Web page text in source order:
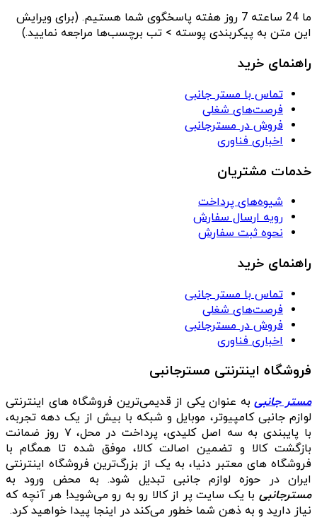
ما 24 ساعته 7 روز هفته پاسخگوی شما هستیم. (برای ویرایش
این متن به پیکربندی پوسته > تب برچسب‌ها مراجعه نمایید.)
راهنمای خرید
تماس با مستر جانبی
فرصت‌های شغلی
فروش در مسترجانبی
اخباری فناوری
خدمات مشتریان
شیوه‌های پرداخت
رویه ارسال سفارش
نحوه ثبت سفارش
راهنمای خرید
تماس با مستر جانبی
فرصت‌های شغلی
فروش در مسترجانبی
اخباری فناوری
فروشگاه اینترنتی مسترجانبی
مستر جانبیبه عنوان یکی از قدیمی‌ترین فروشگاه های اینترنتی
لوازم جانبی کامپیوتر، موبایل و شبکه با بیش از یک دهه تجربه،
با پایبندی به سه اصل کلیدی، پرداخت در محل، ۷ روز ضمانت
بازگشت کالا و تضمین اصالت کالا، موفق شده تا همگام با
فروشگاه‌ های معتبر دنیا، به یک از بزرگ‌ترین فروشگاه اینترنتی
ایران در حوزه لوازم جانبی تبدیل شود. به محض ورود به
مسترجانبی با یک سایت پر از کالا رو به رو می‌شوید! هر آنچه که
نیاز دارید و به ذهن شما خطور می‌کند در اینجا پیدا خواهید کرد.